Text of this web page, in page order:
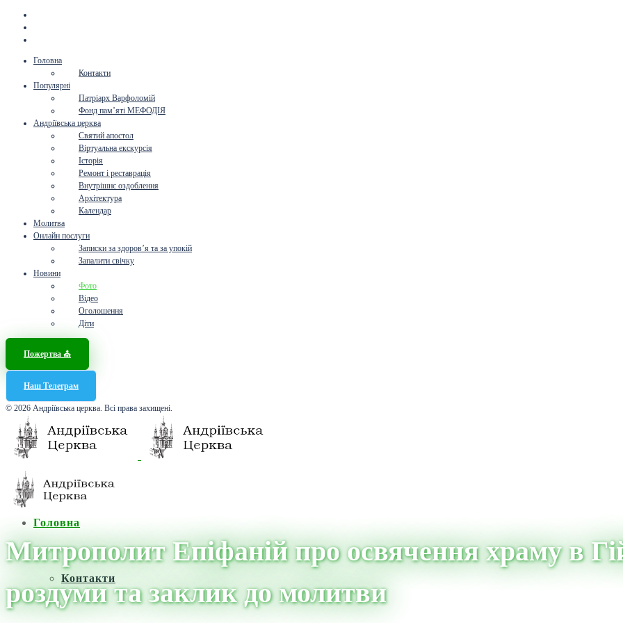
Головна
Контакти
Популярні
Патріарх Варфоломій
Фонд пам’яті МЕФОДІЯ
Андріївська церква
Святий апостол
Віртуальна екскурсія
Історія
Ремонт і реставрація
Внутрішнє оздоблення
Архітектура
Календар
Молитва
Онлайн послуги
Записки за здоров’я та за упокій
Запалити свічку
Новини
Фото
Відео
Оголошення
Діти
Пожертва ⛪️
Наш Телеграм
© 2026 Андріївська церква. Всі права захищені.
Головна
Контакти
Митрополит Епіфаній про освячення храму в
роздуми та заклик до молитви